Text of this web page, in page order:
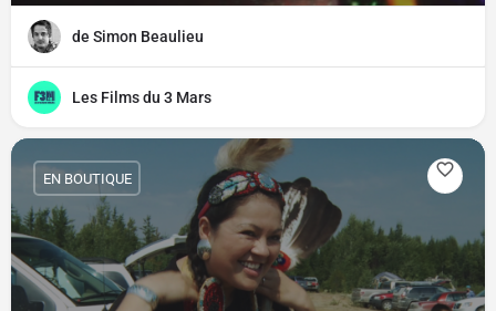
de Simon Beaulieu
Les Films du 3 Mars
EN BOUTIQUE